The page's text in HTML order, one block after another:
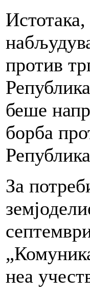
против
беше
борба
За
неа